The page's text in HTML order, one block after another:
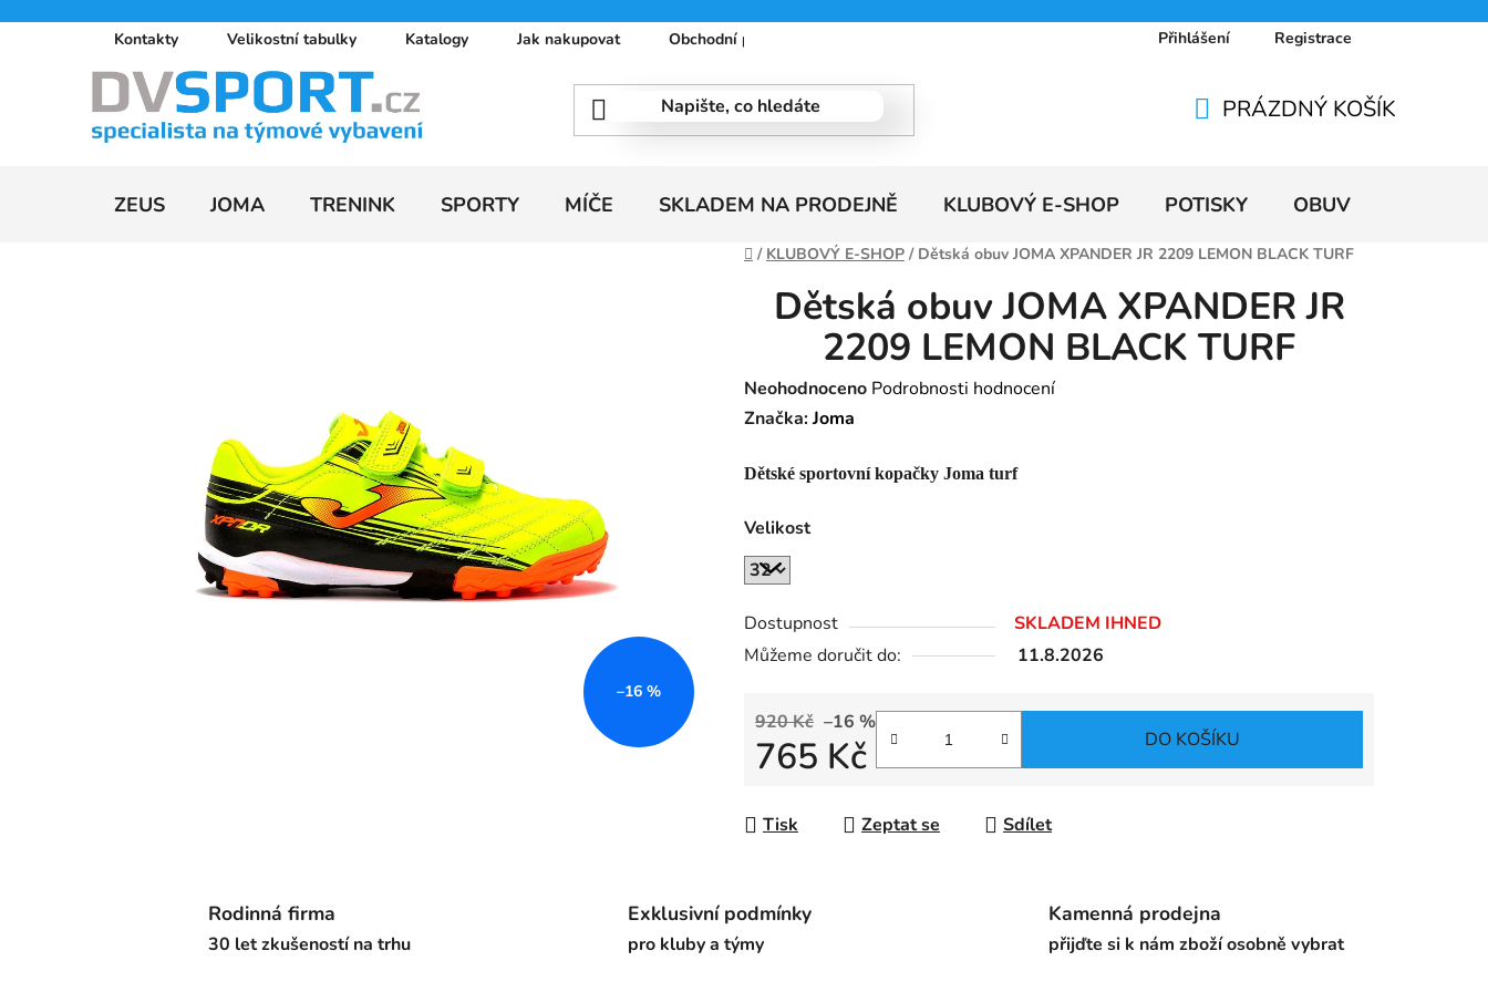
Kontakty Velikostní tabulky Katalogy Jak nakupovat Obchodní podmínky Doprava a platby Ceníky
Přihlášení Registrace
KOŠÍK
PRÁZDNÝ KOŠÍK
ZEUS JOMA TRENINK SPORTY MÍČE SKLADEM NA PRODEJNĚ KLUBOVÝ E-SHOP POTISKY OBUV
Domů
/ KLUBOVÝ E-SHOP / Dětská obuv JOMA XPANDER JR 2209 LEMON BLACK TURF
Dětská obuv JOMA XPANDER JR
2209 LEMON BLACK TURF
Průměrné
hodnocení
je
z
5
Neohodnoceno Podrobnosti hodnocení
Značka:Joma
Dětské sportovní kopačky Joma turf
Velikost
Dostupnost
SKLADEM IHNED
Můžeme doručit do:
11.8.2026
920 Kč –16 %
765 Kč DO KOŠÍKU
Tisk Zeptat se Sdílet
–16 %
Rodinná firma
30 let zkušeností na trhu
Exklusivní podmínky
pro kluby a týmy
Kamenná prodejna
přijďte si k nám zboží osobně vybrat